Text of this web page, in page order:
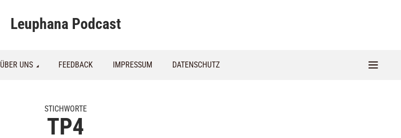
Leuphana Podcast
ÜBER UNS FEEDBACK IMPRESSUM DATENSCHUTZ
STICHWORTE
TP4